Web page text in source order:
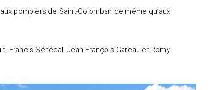
pompiers de Saint-Colomban de même qu’aux
Francis Sénécal, Jean-François Gareau et Romy